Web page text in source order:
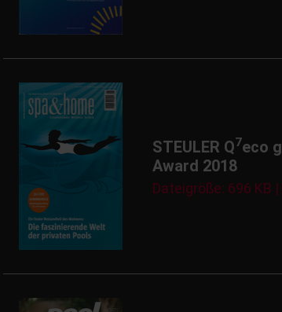
STEULER Q7eco
Award 2018
Dateigröße: 696 KB